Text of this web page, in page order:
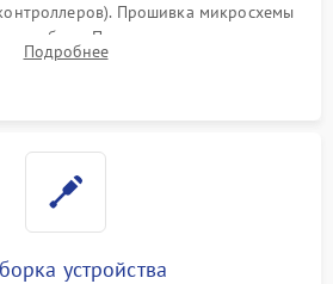
Прошивка микросхемы
сбоях. При поломке подсветки —
замена выгоревших светодиодов.
Подробнее
устройства